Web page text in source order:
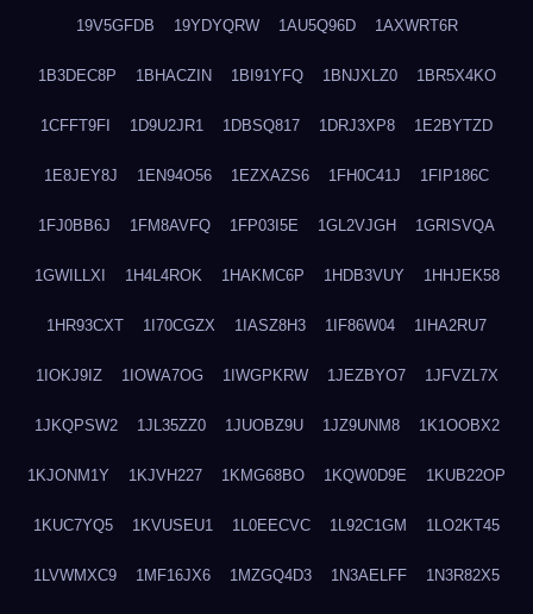
19V5GFDB 19YDYQRW 1AU5Q96D 1AXWRT6R
1B3DEC8P 1BHACZIN 1BI91YFQ 1BNJXLZ0 1BR5X4KO
1CFFT9FI 1D9U2JR1 1DBSQ817 1DRJ3XP8 1E2BYTZD
1E8JEY8J 1EN94O56 1EZXAZS6 1FH0C41J 1FIP186C
1FJ0BB6J 1FM8AVFQ 1FP03I5E 1GL2VJGH 1GRISVQA
1GWILLXI 1H4L4ROK 1HAKMC6P 1HDB3VUY 1HHJEK58
1HR93CXT 1I70CGZX 1IASZ8H3 1IF86W04 1IHA2RU7
1IOKJ9IZ 1IOWA7OG 1IWGPKRW 1JEZBYO7 1JFVZL7X
1JKQPSW2 1JL35ZZ0 1JUOBZ9U 1JZ9UNM8 1K1OOBX2
1KJONM1Y 1KJVH227 1KMG68BO 1KQW0D9E 1KUB22OP
1KUC7YQ5 1KVUSEU1 1L0EECVC 1L92C1GM 1LO2KT45
1LVWMXC9 1MF16JX6 1MZGQ4D3 1N3AELFF 1N3R82X5